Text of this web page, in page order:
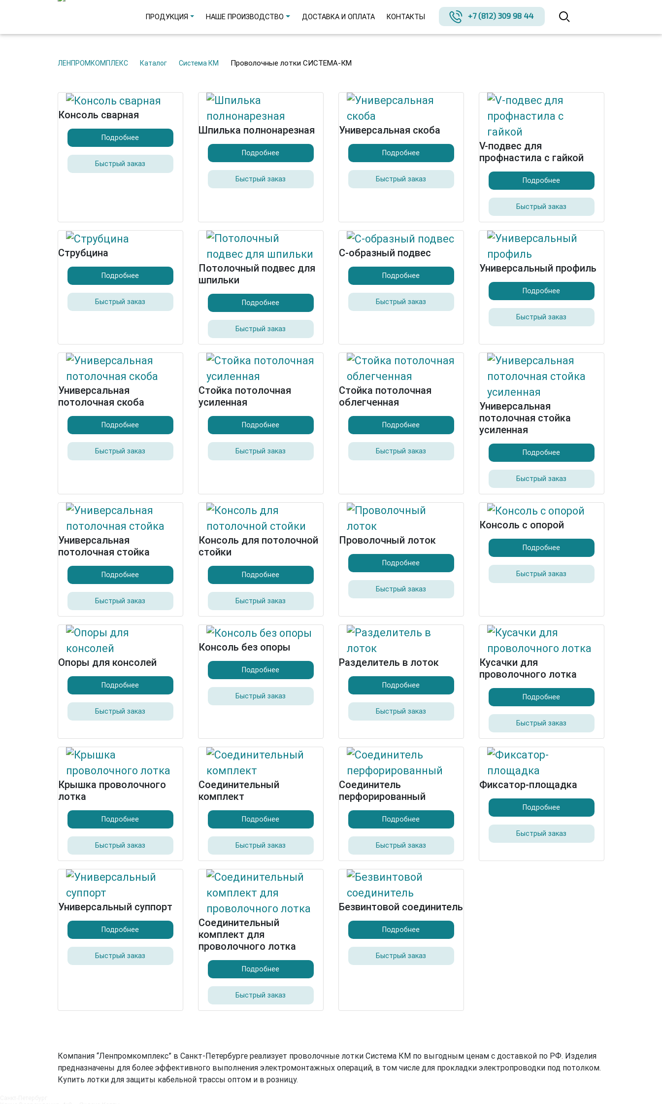
ПРОДУКЦИЯ НАШЕ ПРОИЗВОДСТВО ДОСТАВКА И ОПЛАТА КОНТАКТЫ +7 (812) 309 98 44
ЛЕНПРОМКОМПЛЕКС Каталог Система КМ Проволочные лотки СИСТЕМА-КМ
Консоль сварная
Подробнее
Быстрый заказ
Шпилька полнонарезная
Подробнее
Быстрый заказ
Универсальная скоба
Подробнее
Быстрый заказ
V-подвес для
профнастила c гайкой
Подробнее
Быстрый заказ
Струбцина
Подробнее
Быстрый заказ
Потолочный подвес для
шпильки
Подробнее
Быстрый заказ
С-образный подвес
Подробнее
Быстрый заказ
Универсальный профиль
Подробнее
Быстрый заказ
Универсальная
потолочная скоба
Подробнее
Быстрый заказ
Стойка потолочная
усиленная
Подробнее
Быстрый заказ
Стойка потолочная
облегченная
Подробнее
Быстрый заказ
Универсальная
потолочная стойка
усиленная
Подробнее
Быстрый заказ
Универсальная
потолочная стойка
Подробнее
Быстрый заказ
Консоль для потолочной
стойки
Подробнее
Быстрый заказ
Проволочный лоток
Подробнее
Быстрый заказ
Консоль c опорой
Подробнее
Быстрый заказ
Опоры для консолей
Подробнее
Быстрый заказ
Консоль без опоры
Подробнее
Быстрый заказ
Разделитель в лоток
Подробнее
Быстрый заказ
Кусачки для
проволочного лотка
Подробнее
Быстрый заказ
Крышка проволочного
лотка
Подробнее
Быстрый заказ
Соединительный
комплект
Подробнее
Быстрый заказ
Соединитель
перфорированный
Подробнее
Быстрый заказ
Фиксатор-площадка
Подробнее
Быстрый заказ
Универсальный суппорт
Подробнее
Быстрый заказ
Соединительный
комплект для
проволочного лотка
Подробнее
Быстрый заказ
Безвинтовой соединитель
Подробнее
Быстрый заказ
Компания “Ленпромкомплекс” в Санкт-Петербурге реализует проволочные лотки Система КМ по выгодным ценам с доставкой по РФ. Изделия
предназначены для более эффективного выполнения электромонтажных операций, в том числе для прокладки электропроводки под потолком.
Купить лотки для защиты кабельной трассы оптом и в розницу.